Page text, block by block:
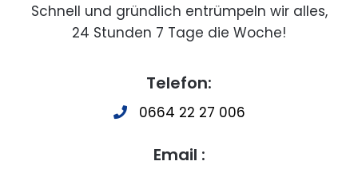
Schnell und gründlich entrümpeln wir alles,
24 Stunden 7 Tage die Woche!
Telefon:
0664 22 27 006
Email :